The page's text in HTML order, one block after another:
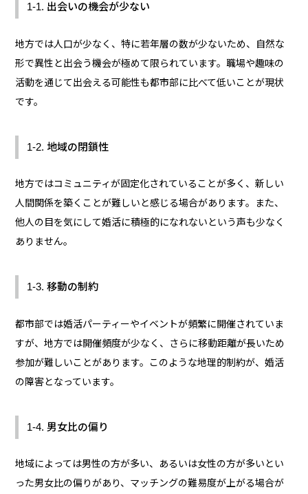
1-1. 出会いの機会が少ない
地方では人口が少なく、特に若年層の数が少ないため、自然な
形で異性と出会う機会が極めて限られています。職場や趣味の
活動を通じて出会える可能性も都市部に比べて低いことが現状
です。
1-2. 地域の閉鎖性
地方ではコミュニティが固定化されていることが多く、新しい
人間関係を築くことが難しいと感じる場合があります。また、
他人の目を気にして婚活に積極的になれないという声も少なく
ありません。
1-3. 移動の制約
都市部では婚活パーティーやイベントが頻繁に開催されていま
すが、地方では開催頻度が少なく、さらに移動距離が長いため
参加が難しいことがあります。このような地理的制約が、婚活
の障害となっています。
1-4. 男女比の偏り
地域によっては男性の方が多い、あるいは女性の方が多いとい
った男女比の偏りがあり、マッチングの難易度が上がる場合が